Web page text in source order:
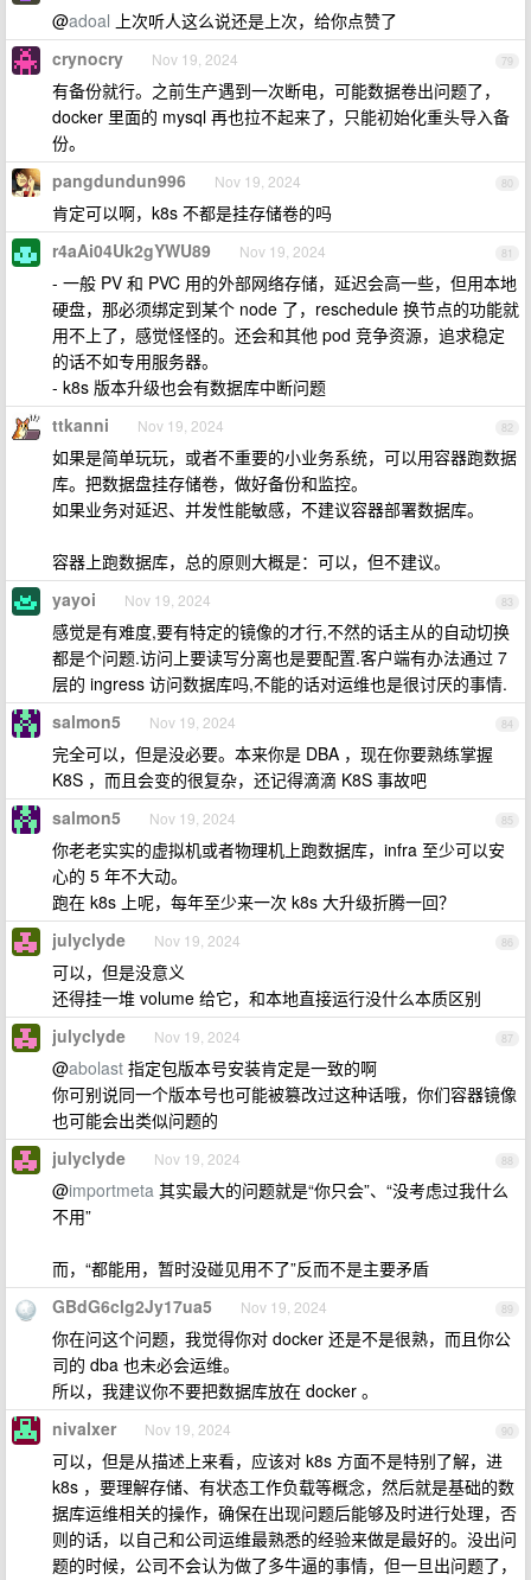
@adoal 上次听人这么说还是上次，给你点赞了
79
crynocry Nov 19, 2024
有备份就行。之前生产遇到一次断电，可能数据卷出问题了，
docker 里面的 mysql 再也拉不起来了，只能初始化重头导入备
份。
80
pangdundun996 Nov 19, 2024
肯定可以啊，k8s 不都是挂存储卷的吗
81
r4aAi04Uk2gYWU89 Nov 19, 2024
- 一般 PV 和 PVC 用的外部网络存储，延迟会高一些，但用本地
硬盘，那必须绑定到某个 node 了，reschedule 换节点的功能就
用不上了，感觉怪怪的。还会和其他 pod 竞争资源，追求稳定
的话不如专用服务器。
- k8s 版本升级也会有数据库中断问题
82
ttkanni Nov 19, 2024
如果是简单玩玩，或者不重要的小业务系统，可以用容器跑数据
库。把数据盘挂存储卷，做好备份和监控。
如果业务对延迟、并发性能敏感，不建议容器部署数据库。
容器上跑数据库，总的原则大概是：可以，但不建议。
83
yayoi Nov 19, 2024
感觉是有难度,要有特定的镜像的才行,不然的话主从的自动切换
都是个问题.访问上要读写分离也是要配置.客户端有办法通过 7
层的 ingress 访问数据库吗,不能的话对运维也是很讨厌的事情.
84
salmon5 Nov 19, 2024
完全可以，但是没必要。本来你是 DBA ，现在你要熟练掌握
K8S ，而且会变的很复杂，还记得滴滴 K8S 事故吧
85
salmon5 Nov 19, 2024
你老老实实的虚拟机或者物理机上跑数据库，infra 至少可以安
心的 5 年不大动。
跑在 k8s 上呢，每年至少来一次 k8s 大升级折腾一回？
86
julyclyde Nov 19, 2024
可以，但是没意义
还得挂一堆 volume 给它，和本地直接运行没什么本质区别
87
julyclyde Nov 19, 2024
@abolast 指定包版本号安装肯定是一致的啊
你可别说同一个版本号也可能被篡改过这种话哦，你们容器镜像
也可能会出类似问题的
88
julyclyde Nov 19, 2024
@importmeta 其实最大的问题就是“你只会”、“没考虑过我什么
不用”
而，“都能用，暂时没碰见用不了”反而不是主要矛盾
89
GBdG6clg2Jy17ua5 Nov 19, 2024
你在问这个问题，我觉得你对 docker 还是不是很熟，而且你公
司的 dba 也未必会运维。
所以，我建议你不要把数据库放在 docker 。
90
nivalxer Nov 19, 2024
可以，但是从描述上来看，应该对 k8s 方面不是特别了解，进
k8s ，要理解存储、有状态工作负载等概念，然后就是基础的数
据库运维相关的操作，确保在出现问题后能够及时进行处理，否
则的话，以自己和公司运维最熟悉的经验来做是最好的。没出问
题的时候，公司不会认为做了多牛逼的事情，但一旦出问题了，